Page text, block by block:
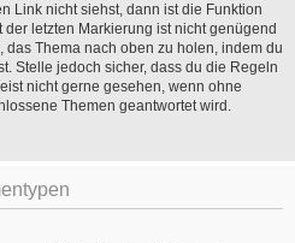
Link nicht siehst, dann ist die Funktion
letzten Markierung ist nicht genügend
Thema nach oben zu holen, indem du
Stelle jedoch sicher, dass du die Regeln
nicht gerne gesehen, wenn ohne
Themen geantwortet wird.